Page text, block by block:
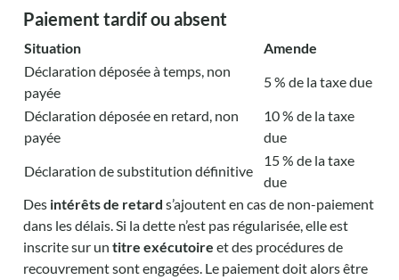
Paiement tardif ou absent
Situation
Amende
Déclaration déposée à temps, non
payée
5 % de la taxe due
Déclaration déposée en retard, non
payée
10 % de la taxe
due
Déclaration de substitution définitive
15 % de la taxe
due
Des intérêts de retard s’ajoutent en cas de non-paiement
dans les délais. Si la dette n’est pas régularisée, elle est
inscrite sur untitre exécutoire et des procédures de
recouvrement sont engagées. Le paiement doit alors être